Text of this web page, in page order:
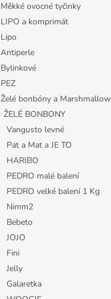
Měkké ovocné tyčinky
LIPO a komprimát
Lipo
Antiperle
Bylinkové
PEZ
Želé bonbóny a Marshmallow
ŽELÉ BONBONY
Vangusto levné
Pat a Mat a JE TO
HARIBO
PEDRO malé balení
PEDRO velké balení 1 Kg
Nimm2
Bebeto
JOJO
Fini
Jelly
Galaretka